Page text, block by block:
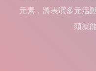
元素，將表演多元活
頭就